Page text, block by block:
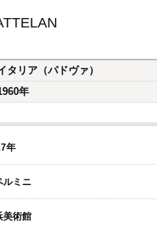
タリア（パドヴァ）
年
年
ルミニ
美術館